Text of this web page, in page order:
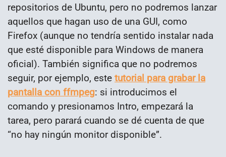
repositorios de Ubuntu, pero no podremos lanzar
aquellos que hagan uso de una GUI, como
Firefox (aunque no tendría sentido instalar nada
que esté disponible para Windows de manera
oficial). También significa que no podremos
seguir, por ejemplo, este tutorial para grabar la
pantalla con ffmpeg: si introducimos el
comando y presionamos Intro, empezará la
tarea, pero parará cuando se dé cuenta de que
“no hay ningún monitor disponible”.